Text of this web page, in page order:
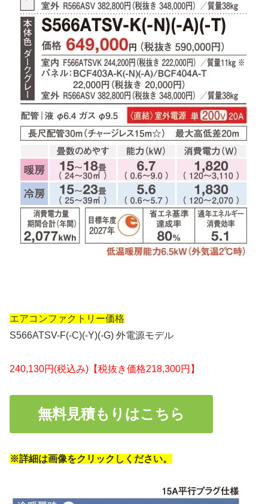
エアコンファクトリー価格
S566ATSV-F(-C)(-Y)(-G) 外電源モデル
240,130円(税込み)【税抜き価格218,300円】
無料見積もりはこちら
※詳細は画像をクリックしください。